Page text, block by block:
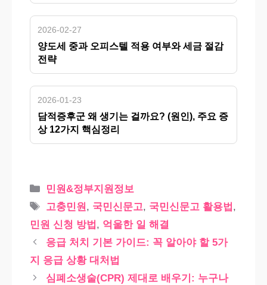
2026-02-27
양도세 중과 오피스텔 적용 여부와 세금 절감
전략
2026-01-23
담적증후군 왜 생기는 걸까요? (원인), 주요 증
상 12가지 핵심정리
카
테
고
리
민원&정부지원정보
태
그
고충민원, 국민신문고, 국민신문고 활용법 ,
민원 신청 방법 , 억울한 일 해결
응급 처치 기본 가이드: 꼭 알아야 할 5가
지 응급 상황 대처법
심폐소생술(CPR) 제대로 배우기: 누구나